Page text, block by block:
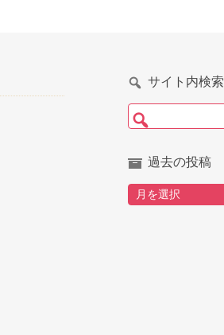
サイト内検索
検索:
過去の投稿
過去の投稿